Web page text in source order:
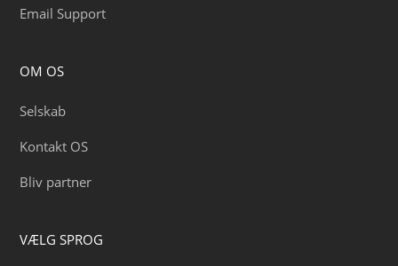
Email Support
OM OS
Selskab
Kontakt OS
Bliv partner
VÆLG SPROG